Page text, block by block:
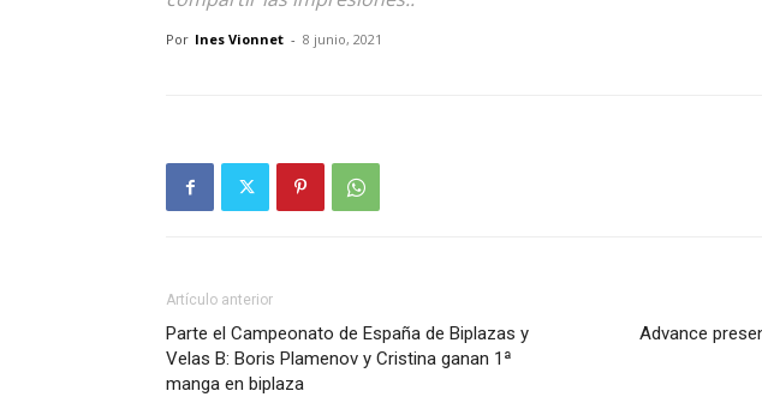
Por Ines Vionnet - 8 junio, 2021
Artículo anterior
Parte el Campeonato de España de Biplazas y
Velas B: Boris Plamenov y Cristina ganan 1ª
manga en biplaza
Advance